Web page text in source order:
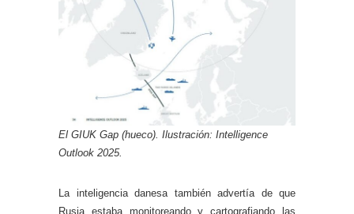
El GIUK Gap (hueco). Ilustración: Intelligence
Outlook 2025.
La inteligencia danesa también advertía de que
Rusia estaba monitoreando y cartografiando las